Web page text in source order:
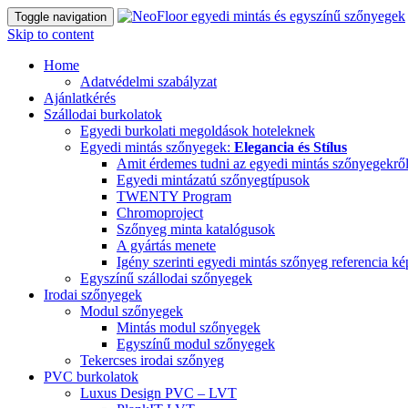
Toggle navigation
Skip to content
Home
Adatvédelmi szabályzat
Ajánlatkérés
Szállodai burkolatok
Egyedi burkolati megoldások hoteleknek
Egyedi mintás szőnyegek: Elegancia és Stílus
Amit érdemes tudni az egyedi mintás szőnyegekről
Egyedi mintázatú szőnyegtípusok
TWENTY Program
Chromoproject
Szőnyeg minta katalógusok
A gyártás menete
Igény szerinti egyedi mintás szőnyeg referencia
Egyszínű szállodai szőnyegek
Irodai szőnyegek
Modul szőnyegek
Mintás modul szőnyegek
Egyszínű modul szőnyegek
Tekercses irodai szőnyeg
PVC burkolatok
Luxus Design PVC – LVT